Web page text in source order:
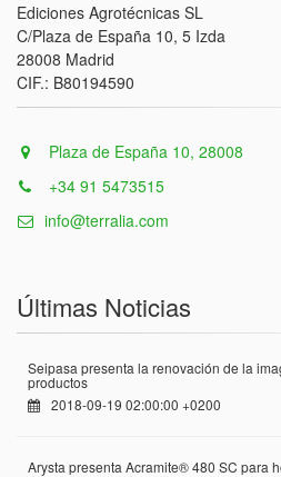
Ediciones Agrotécnicas SL
C/Plaza de España 10, 5 Izda
28008 Madrid
CIF.: B80194590
Plaza de España 10, 28008
+34 91 5473515
info@terralia.com
Últimas Noticias
Seipasa presenta la renovación de la
productos
2018-09-19 02:00:00 +0200
Arysta presenta Acramite® 480 SC para